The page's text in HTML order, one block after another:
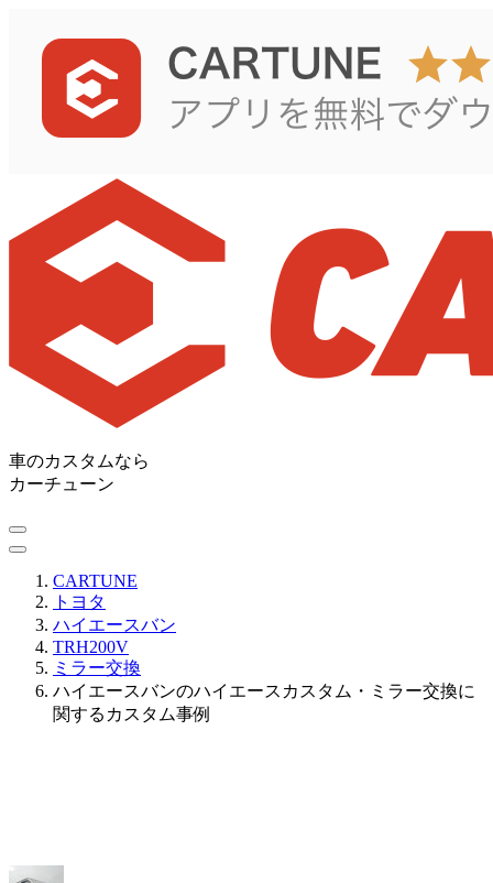
車のカスタムなら
カーチューン
CARTUNE
トヨタ
ハイエースバン
TRH200V
ミラー交換
ハイエースバンのハイエースカスタム・ミラー交換に
関するカスタム事例